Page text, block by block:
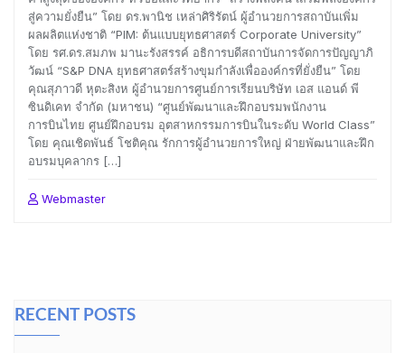
สู่ความยั่งยืน” โดย ดร.พานิช เหล่าศิริรัตน์ ผู้อำนวยการสถาบันเพิ่ม
ผลผลิตแห่งชาติ “PIM: ต้นแบบยุทธศาสตร์ Corporate University”
โดย รศ.ดร.สมภพ มานะรังสรรค์ อธิการบดีสถาบันการจัดการปัญญาภิ
วัฒน์ “S&P DNA ยุทธศาสตร์สร้างขุมกำลังเพื่อองค์กรที่ยั่งยืน” โดย
คุณสุภาวดี หุตะสิงห ผู้อำนวยการศูนย์การเรียนบริษัท เอส แอนด์ พี
ซินดิเคท จำกัด (มหาชน) “ศูนย์พัฒนาและฝึกอบรมพนักงาน
การบินไทย ศูนย์ฝึกอบรม อุตสาหกรรมการบินในระดับ World Class”
โดย คุณเชิดพันธ์ โชติคุณ รักการผู้อำนวยการใหญ่ ฝ่ายพัฒนาและฝึก
อบรมบุคลากร […]
Webmaster
RECENT POSTS